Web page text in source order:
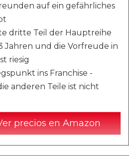
auf ein gefährliches
dritte Teil der Hauptreihe
Jahren und die Vorfreude in
riesig
ins Franchise -
anderen Teile ist nicht
precios en Amazon